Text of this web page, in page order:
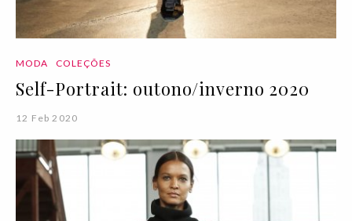
MODA COLEÇÕES
Self-Portrait: outono/inverno 2020
12 Feb 2020